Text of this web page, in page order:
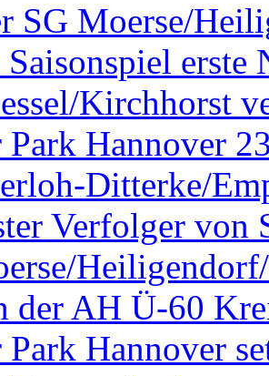
SG Moerse/
erste
Kirchhorst
Park Hannover
Ditterke/
Verfolger von
der AH Ü-60
Park Hannover